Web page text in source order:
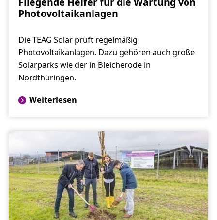
Photovoltaikanlagen
Die TEAG Solar prüft regelmäßig
Photovoltaikanlagen. Dazu gehören auch große
Solarparks wie der in Bleicherode in
Nordthüringen.
Weiterlesen